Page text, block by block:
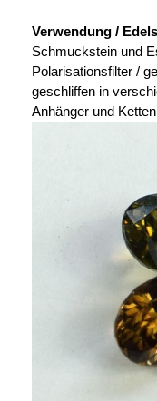
Verwendung /
Schmuckstein und
Polarisationsfilter /
geschliffen in
Anhänger und